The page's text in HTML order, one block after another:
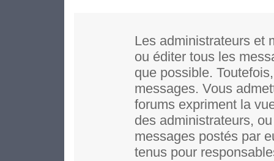
Les administrateurs et
ou éditer tous les
que possible.
messages. Vous
forums expriment la
des administrateurs,
messages postés par
tenus pour